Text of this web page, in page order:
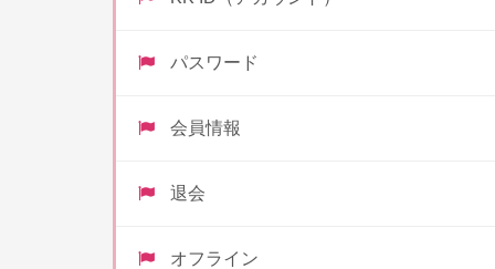
パスワード
会員情報
退会
オフライン